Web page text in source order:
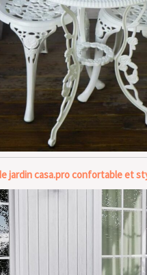
jardin casa.pro confortable et